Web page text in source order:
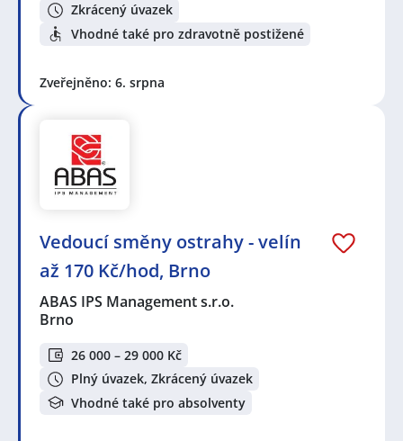
Zkrácený úvazek
Vhodné také pro zdravotně postižené
Zveřejněno: 6. srpna
Vedoucí směny ostrahy - velín
až 170 Kč/hod, Brno
ABAS IPS Management s.r.o.
Brno
26 000 – 29 000 Kč
Plný úvazek, Zkrácený úvazek
Vhodné také pro absolventy